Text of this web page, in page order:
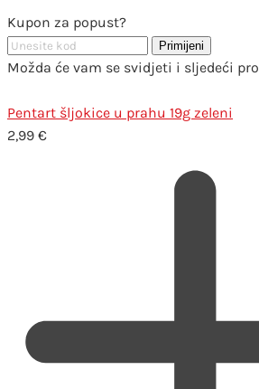
Kupon za popust?
Primijeni
Možda će vam se svidjeti i sljedeći
Pentart šljokice u prahu 19g zeleni
2,99 €